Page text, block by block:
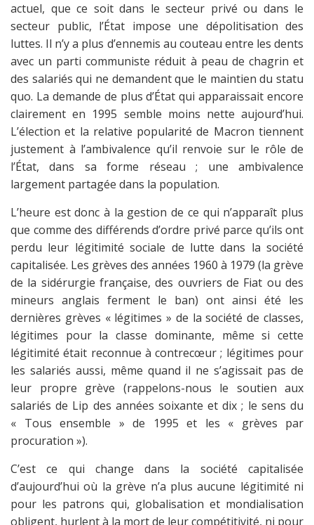
actuel, que ce soit dans le secteur privé ou dans le
secteur public, l’État impose une dépolitisation des
luttes. Il n’y a plus d’ennemis au couteau entre les dents
avec un parti communiste réduit à peau de chagrin et
des salariés qui ne demandent que le maintien du statu
quo. La demande de plus d’État qui apparaissait encore
clairement en 1995 semble moins nette aujourd’hui.
L’élection et la relative popularité de Macron tiennent
justement à l’ambivalence qu’il renvoie sur le rôle de
l’État, dans sa forme réseau ; une ambivalence
largement partagée dans la population.
L’heure est donc à la gestion de ce qui n’apparaît plus
que comme des différends d’ordre privé parce qu’ils ont
perdu leur légitimité sociale de lutte dans la société
capitalisée. Les grèves des années 1960 à 1979 (la grève
de la sidérurgie française, des ouvriers de Fiat ou des
mineurs anglais ferment le ban) ont ainsi été les
dernières grèves « légitimes » de la société de classes,
légitimes pour la classe dominante, même si cette
légitimité était reconnue à contrecœur ; légitimes pour
les salariés aussi, même quand il ne s’agissait pas de
leur propre grève (rappelons-nous le soutien aux
salariés de Lip des années soixante et dix ; le sens du
« Tous ensemble » de 1995 et les « grèves par
procuration »).
C’est ce qui change dans la société capitalisée
d’aujourd’hui où la grève n’a plus aucune légitimité ni
pour les patrons qui, globalisation et mondialisation
obligent, hurlent à la mort de leur compétitivité, ni pour